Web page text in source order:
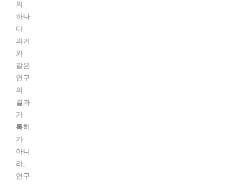
의
하나
다.
과거
와
같은
연구
의
결과
가
특허
가
아니
라,
연구